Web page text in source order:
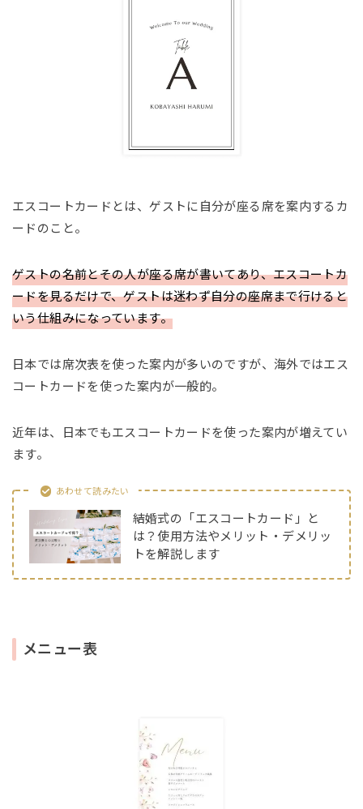
エスコートカードとは、ゲストに自分が座る席を案内するカ
ードのこと。
ゲストの名前とその人が座る席が書いてあり、エスコートカ
ードを見るだけで、ゲストは迷わず自分の座席まで行けると
いう仕組みになっています。
日本では席次表を使った案内が多いのですが、海外ではエス
コートカードを使った案内が一般的。
近年は、日本でもエスコートカードを使った案内が増えてい
ます。
あわせて読みたい
結婚式の「エスコートカード」と
は？使用方法やメリット・デメリッ
トを解説します
メニュー表